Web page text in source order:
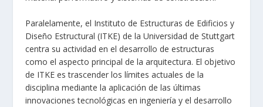
Paralelamente, el Instituto de Estructuras de Edificios y
Diseño Estructural (ITKE) de la Universidad de Stuttgart
centra su actividad en el desarrollo de estructuras
como el aspecto principal de la arquitectura. El objetivo
de ITKE es trascender los límites actuales de la
disciplina mediante la aplicación de las últimas
innovaciones tecnológicas en ingeniería y el desarrollo